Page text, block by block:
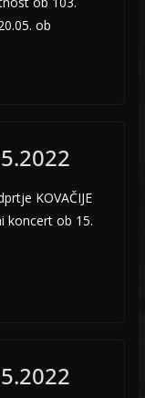
ob
KOVAČIJE
koncert ob 15.